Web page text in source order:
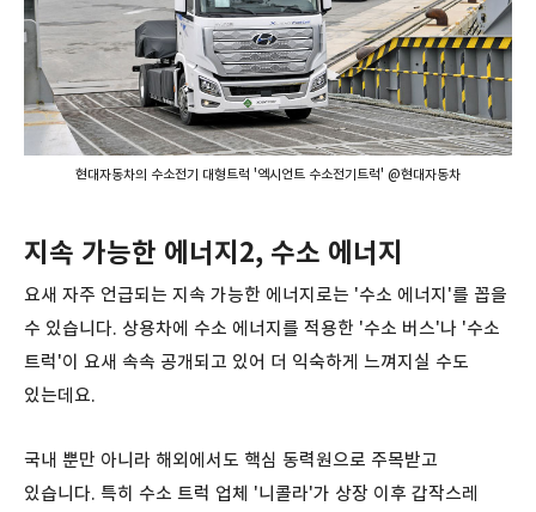
현대자동차의 수소전기 대형트럭 '엑시언트 수소전기트럭' @현대자동차
지속 가능한 에너지2, 수소 에너지
요새 자주 언급되는 지속 가능한 에너지로는 '수소 에너지'를 꼽을
수 있습니다. 상용차에 수소 에너지를 적용한 '수소 버스'나 '수소
트럭'이 요새 속속 공개되고 있어 더 익숙하게 느껴지실 수도
있는데요.
국내 뿐만 아니라 해외에서도 핵심 동력원으로 주목받고
있습니다. 특히 수소 트럭 업체 '니콜라'가 상장 이후 갑작스레